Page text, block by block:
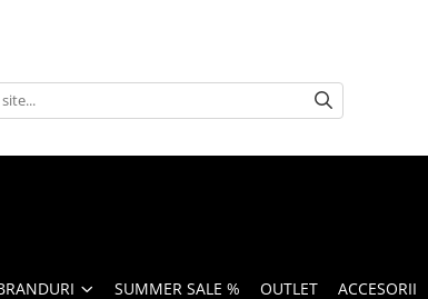
SUMMER SALE % OUTLET ACCESORII